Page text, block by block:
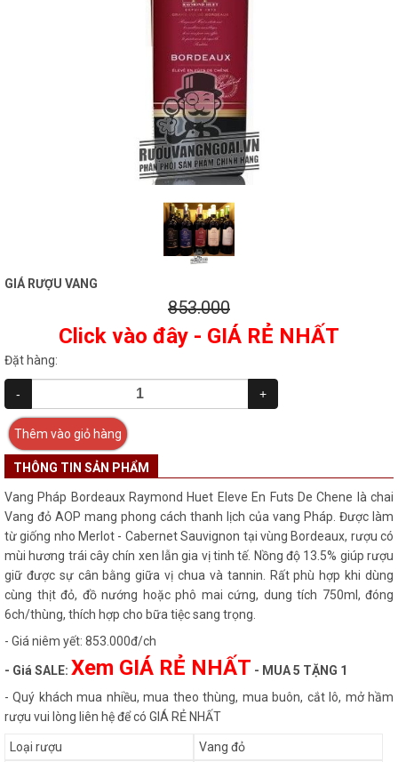
GIÁ RƯỢU VANG
853.000
Click vào đây - GIÁ RẺ NHẤT
Đặt hàng:
- +
Thêm vào giỏ hàng
THÔNG TIN SẢN PHẨM
Vang Pháp Bordeaux Raymond Huet Eleve En Futs De Chene là chai
Vang đỏ AOP mang phong cách thanh lịch của vang Pháp. Được làm
từ giống nho Merlot - Cabernet Sauvignon tại vùng Bordeaux, rượu có
mùi hương trái cây chín xen lẫn gia vị tinh tế. Nồng độ 13.5% giúp rượu
giữ được sự cân bằng giữa vị chua và tannin. Rất phù hợp khi dùng
cùng thịt đỏ, đồ nướng hoặc phô mai cứng, dung tích 750ml, đóng
6ch/thùng, thích hợp cho bữa tiệc sang trọng.
- Giá niêm yết: 853.000đ/ch
- Giá SALE: Xem GIÁ RẺ NHẤT - MUA 5 TẶNG 1
- Quý khách mua nhiều, mua theo thùng, mua buôn, cắt lô, mở hầm
rượu vui lòng liên hệ để có GIÁ RẺ NHẤT
Loại rượu
Vang đỏ